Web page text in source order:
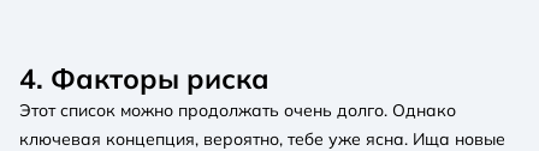
4. Факторы риска
Этот список можно продолжать очень долго. Однако
ключевая концепция, вероятно, тебе уже ясна. Ища новые